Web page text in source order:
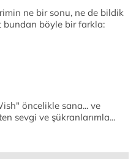
ne bir sonu, ne de bildik
bundan böyle bir farkla:
öncelikle sana... ve
sevgi ve şükranlarımla...